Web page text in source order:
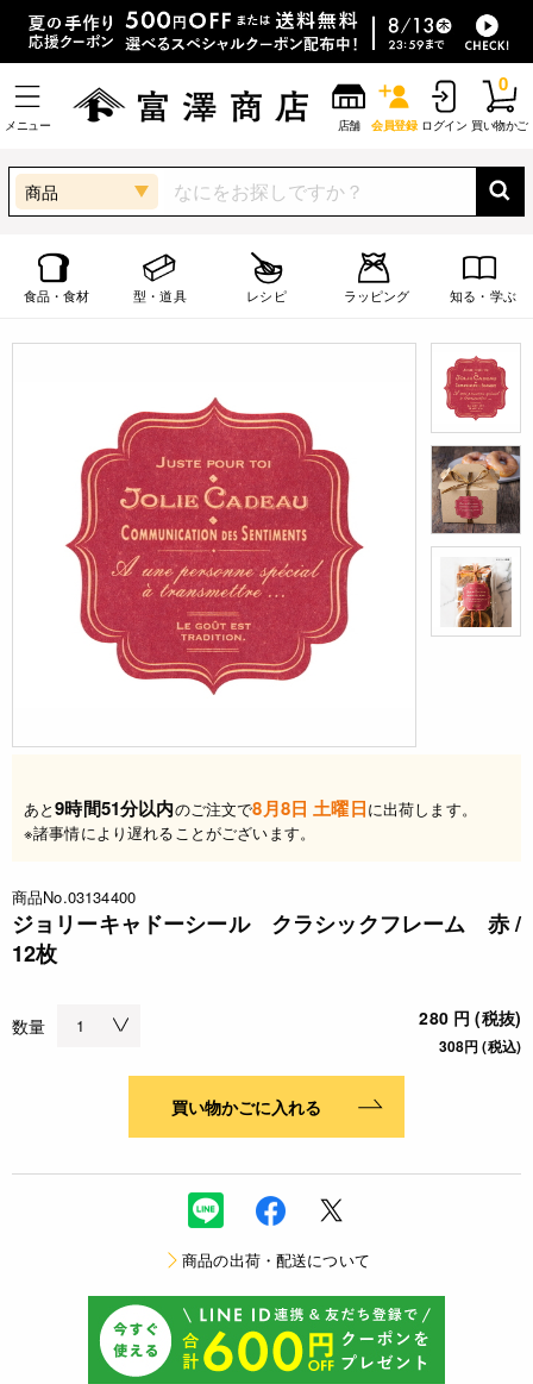
メニュー 店舗 会員登録 ログイン 買い物かご
0
商品
食品・食材 型・道具 レシピ ラッピング 知る・学ぶ
あと9時間51分以内のご注文で8月8日 土曜日に出荷します。
※諸事情により遅れることがございます。
商品No.03134400
ジョリーキャドーシール クラシックフレーム 赤 /
12枚
数量 280 円 (税抜)
308円 (税込)
買い物かごに入れる
商品の出荷・配送について